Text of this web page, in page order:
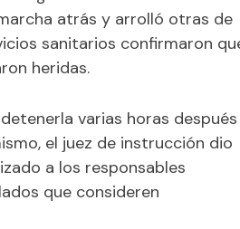
atrás y arrolló otras de
sanitarios confirmaron
heridas.
varias horas después
el juez de instrucción dio
a los responsables
que consideren